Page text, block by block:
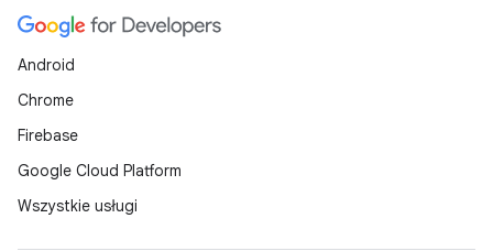
Android
Chrome
Firebase
Google Cloud Platform
Wszystkie usługi